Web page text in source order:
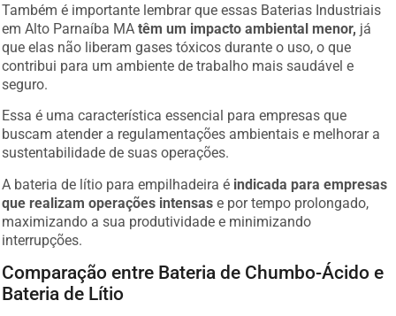
Também é importante lembrar que essas Baterias Industriais
em Alto Parnaíba MAtêm um impacto ambiental menor, já
que elas não liberam gases tóxicos durante o uso, o que
contribui para um ambiente de trabalho mais saudável e
seguro.
Essa é uma característica essencial para empresas que
buscam atender a regulamentações ambientais e melhorar a
sustentabilidade de suas operações.
A bateria de lítio para empilhadeira é indicada para empresas
que realizam operações intensas e por tempo prolongado,
maximizando a sua produtividade e minimizando
interrupções.
Comparação entre Bateria de Chumbo-Ácido e
Bateria de Lítio